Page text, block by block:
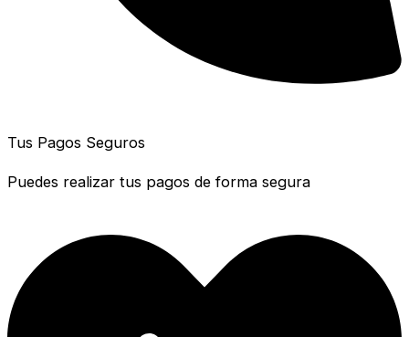
Tus Pagos Seguros
Puedes realizar tus pagos de forma segura